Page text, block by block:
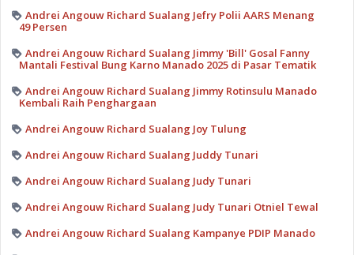
Andrei Angouw Richard Sualang Jefry Polii AARS Menang
49 Persen
Andrei Angouw Richard Sualang Jimmy 'Bill' Gosal Fanny
Mantali Festival Bung Karno Manado 2025 di Pasar Tematik
Andrei Angouw Richard Sualang Jimmy Rotinsulu Manado
Kembali Raih Penghargaan
Andrei Angouw Richard Sualang Joy Tulung
Andrei Angouw Richard Sualang Juddy Tunari
Andrei Angouw Richard Sualang Judy Tunari
Andrei Angouw Richard Sualang Judy Tunari Otniel Tewal
Andrei Angouw Richard Sualang Kampanye PDIP Manado